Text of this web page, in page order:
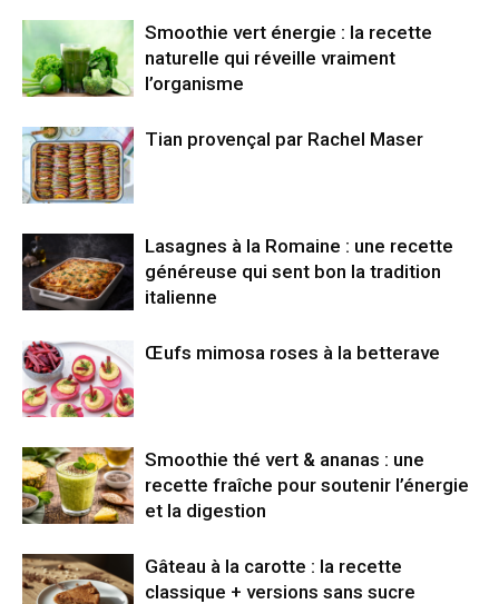
Smoothie vert énergie : la recette
naturelle qui réveille vraiment
l’organisme
Tian provençal par Rachel Maser
Lasagnes à la Romaine : une recette
généreuse qui sent bon la tradition
italienne
Œufs mimosa roses à la betterave
Smoothie thé vert & ananas : une
recette fraîche pour soutenir l’énergie
et la digestion
Gâteau à la carotte : la recette
classique + versions sans sucre